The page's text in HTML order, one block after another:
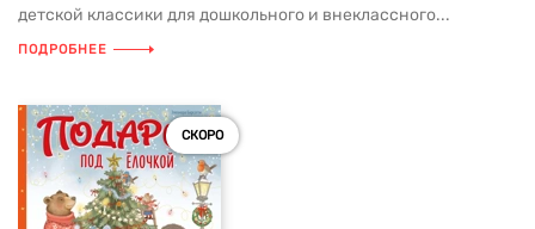
детской классики для дошкольного и внеклассного...
ПОДРОБНЕЕ
СКОРО